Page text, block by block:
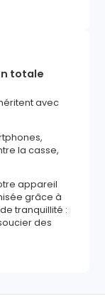
totale
avec
la casse,
appareil
grâce à
tranquillité :
des